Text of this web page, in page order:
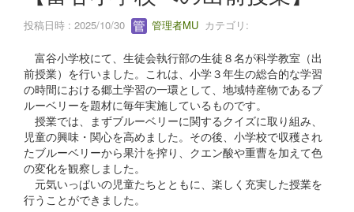
投稿日時 : 2025/10/30 管理者MU カテゴリ:
富谷小学校にて、生徒会執行部の生徒８名が科学教室（出
前授業）を行いました。これは、小学３年生の総合的な学習
の時間における郷土学習の一環として、地域特産物であるブ
ルーベリーを題材に毎年実施しているものです。
授業では、まずブルーベリーに関するクイズに取り組み、
児童の興味・関心を高めました。その後、小学校で収穫され
たブルーベリーから果汁を搾り、クエン酸や重曹を加えて色
の変化を観察しました。
元気いっぱいの児童たちとともに、楽しく充実した授業を
行うことができました。